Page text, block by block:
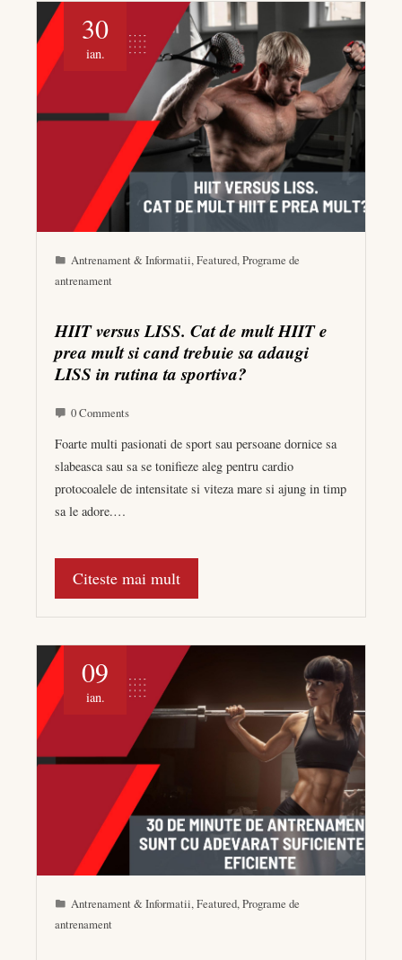
30
ian.
Antrenament & Informatii,Featured,Programe de
antrenament
HIIT versus LISS. Cat de mult HIIT e
prea mult si cand trebuie sa adaugi
LISS in rutina ta sportiva?
0 Comments
Foarte multi pasionati de sport sau persoane dornice sa
slabeasca sau sa se tonifieze aleg pentru cardio
protocoalele de intensitate si viteza mare si ajung in timp
sa le adore.…
Citeste mai mult
09
ian.
Antrenament & Informatii,Featured,Programe de
antrenament